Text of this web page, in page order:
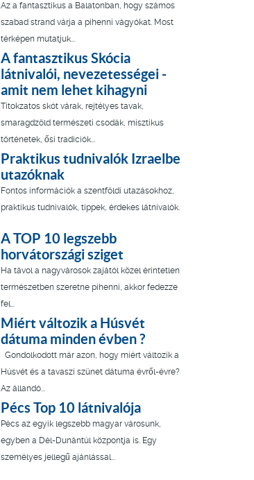
Az a fantasztikus a Balatonban, hogy számos
szabad strand várja a pihenni vágyókat. Most
térképen mutatjuk...
A fantasztikus Skócia
látnivalói, nevezetességei -
amit nem lehet kihagyni
Titokzatos skót várak, rejtélyes tavak,
smaragdzöld természeti csodák, misztikus
történetek, ősi tradíciók...
Praktikus tudnivalók Izraelbe
utazóknak
Fontos információk a szentföldi utazásokhoz,
praktikus tudnivalók, tippek, érdekes látnivalók.
A TOP 10 legszebb
horvátországi sziget
Ha távol a nagyvárosok zajától közel érintetlen
természetben szeretne pihenni, akkor fedezze
fel...
Miért változik a Húsvét
dátuma minden évben ?
Gondolkodott már azon, hogy miért változik a
Húsvét és a tavaszi szünet dátuma évről-évre?
Az állandó...
Pécs Top 10 látnivalója
Pécs az egyik legszebb magyar városunk,
egyben a Dél-Dunántúl központja is. Egy
személyes jellegű ajánlással...